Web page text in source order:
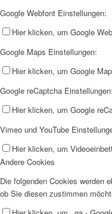
Google Webfont Einstellungen:
Hier klicken, um Google
Google Maps Einstellungen:
Hier klicken, um Google
Google reCaptcha Einstellungen:
Hier klicken, um Google
Vimeo und YouTube
Hier klicken, um
Andere Cookies
Die folgenden Cookies werden
ob Sie diesen zustimmen